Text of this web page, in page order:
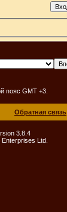
пояс GMT +3.
Обратная связь
3.8.4
Ltd.